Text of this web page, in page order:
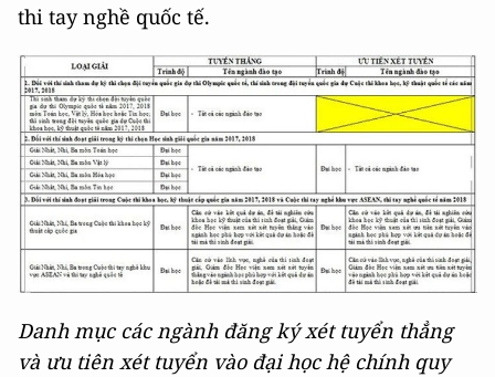
thi tay nghề quốc tế.
Danh mục các ngành đăng ký xét tuyển thẳng
và ưu tiên xét tuyển vào đại học hệ chính quy